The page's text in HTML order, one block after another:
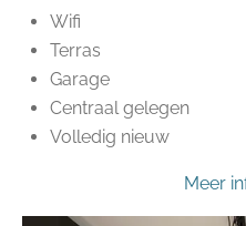
Wifi
Terras
Garage
Centraal gelegen
Volledig nieuw
Meer